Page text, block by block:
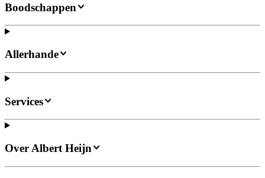
Boodschappen
Allerhande
Services
Over Albert Heijn